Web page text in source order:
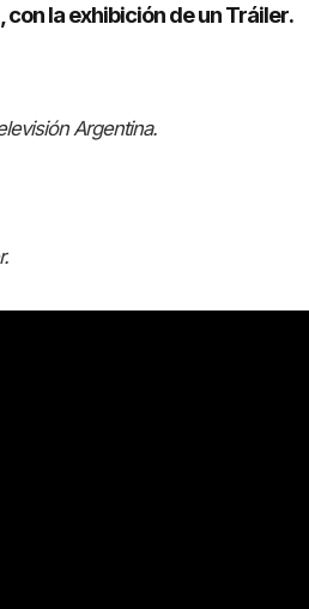
la exhibición de un Tráiler.
Argentina.